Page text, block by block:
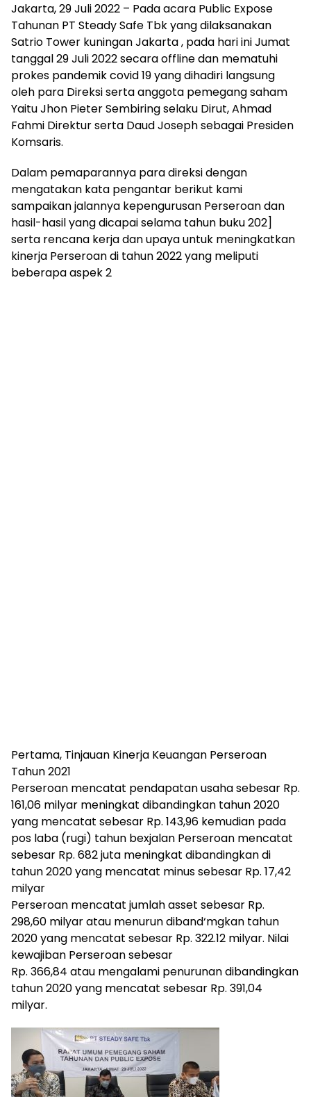
Jakarta, 29 Juli 2022 – Pada acara Public Expose
Tahunan PT Steady Safe Tbk yang dilaksanakan
Satrio Tower kuningan Jakarta , pada hari ini Jumat
tanggal 29 Juli 2022 secara offline dan mematuhi
prokes pandemik covid 19 yang dihadiri langsung
oleh para Direksi serta anggota pemegang saham
Yaitu Jhon Pieter Sembiring selaku Dirut, Ahmad
Fahmi Direktur serta Daud Joseph sebagai Presiden
Komsaris.
Dalam pemaparannya para direksi dengan
mengatakan kata pengantar berikut kami
sampaikan jalannya kepengurusan Perseroan dan
hasil-hasil yang dicapai selama tahun buku 202]
serta rencana kerja dan upaya untuk meningkatkan
kinerja Perseroan di tahun 2022 yang meliputi
beberapa aspek 2
Pertama, Tinjauan Kinerja Keuangan Perseroan
Tahun 2021
Perseroan mencatat pendapatan usaha sebesar Rp.
161,06 milyar meningkat dibandingkan tahun 2020
yang mencatat sebesar Rp. 143,96 kemudian pada
pos laba (rugi) tahun bexjalan Perseroan mencatat
sebesar Rp. 682 juta meningkat dibandingkan di
tahun 2020 yang mencatat minus sebesar Rp. 17,42
milyar
Perseroan mencatat jumlah asset sebesar Rp.
298,60 milyar atau menurun diband‘mgkan tahun
2020 yang mencatat sebesar Rp. 322.12 milyar. Nilai
kewajiban Perseroan sebesar
Rp. 366,84 atau mengalami penurunan dibandingkan
tahun 2020 yang mencatat sebesar Rp. 391,04
milyar.